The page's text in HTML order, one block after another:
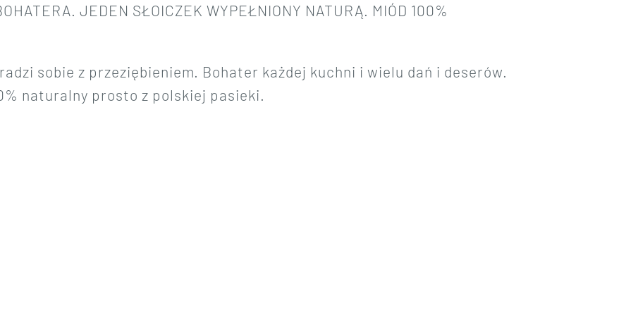
JEDEN SŁOICZEK WYPEŁNIONY NATURĄ. MIÓD 100%
sobie z przeziębieniem. Bohater każdej kuchni i wielu dań i deserów.
naturalny prosto z polskiej pasieki.